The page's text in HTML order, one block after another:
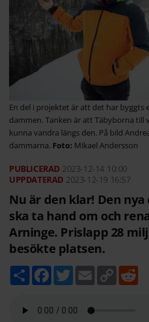
En del i projektet är att det har byggts
dammen. Tanken är att Täbyborna till
kunna vandra längs den. På bild
dammarna.
Mikael Andersson
2023-12-14 10:00
2023-12-19 16:57
Nu är den klar! Den
ska ta hand om och
Arninge. Prislapp 28
besökte platsen.
D
e
F
b
T
w
t
E
m
C
o